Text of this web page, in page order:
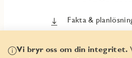
Fakta &
Vi bryr oss om din integritet.